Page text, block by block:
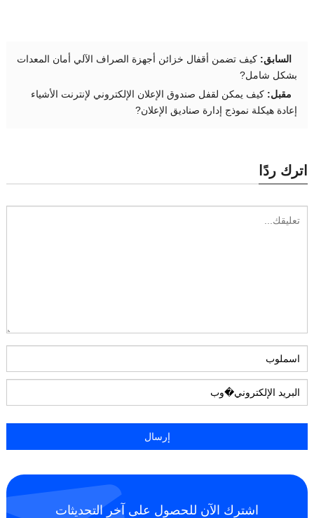
السابق: كيف تضمن أقفال خزائن أجهزة الصراف الآلي أمان المعدات
بشكل شامل?
مقبل: كيف يمكن لقفل صندوق الإعلان الإلكتروني لإنترنت الأشياء
إعادة هيكلة نموذج إدارة صناديق الإعلان?
اترك ردًا
اشترك الآن للحصول على آخر التحديثات